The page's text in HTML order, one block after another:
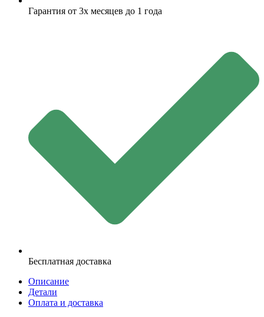
Гарантия от 3х месяцев до 1 года
Бесплатная доставка
Описание
Детали
Оплата и доставка